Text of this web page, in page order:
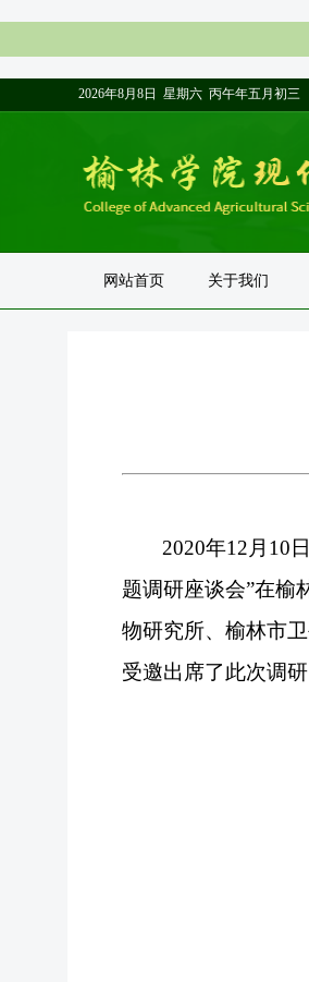
2026年8月8日 星期六 丙午年五月初三
网站首页 关于我们
2020年12 月 10
题调研座谈会”在榆
物研究所、榆林市
受邀出席了此次调研